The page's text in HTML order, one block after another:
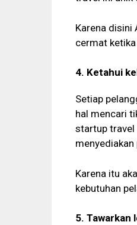
Karena disini
cermat
4. Ketahui
Setiap
hal mencari
startup travel
Karena itu
kebutuhan
5. Tawarkan